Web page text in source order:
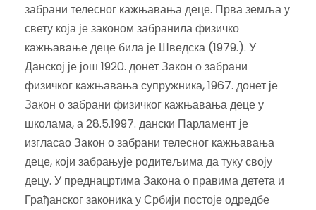
забрани телесног кажњавања деце. Прва земља у
свету која је законом забранила физичко
кажњавање деце била је Шведска (1979.). У
Данској је још 1920. донет Закон о забрани
физичког кажњавања супружника, 1967. донет је
Закон о забрани физичког кажњавања деце у
школама, а 28.5.1997. дански Парламент је
изгласао Закон о забрани телесног кажњавања
деце, који забрањује родитељима да туку своју
децу. У преднацртима Закона о правима детета и
Грађанског законика у Србији постоје одредбе